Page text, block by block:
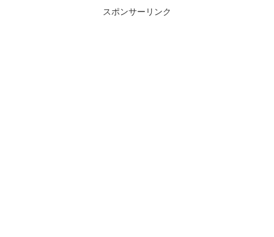
スポンサーリンク